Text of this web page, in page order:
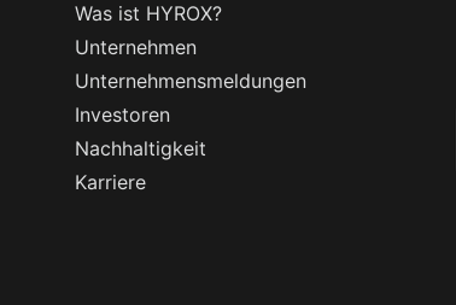
Was ist HYROX?
Unternehmen
Unternehmensmeldungen
Investoren
Nachhaltigkeit
Karriere